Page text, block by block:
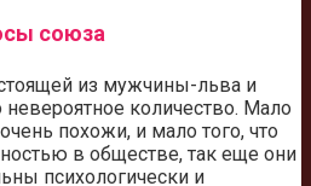
союза
из мужчины-льва и
количество. Мало
похожи, и мало того, что
в обществе, так еще они
психологически и